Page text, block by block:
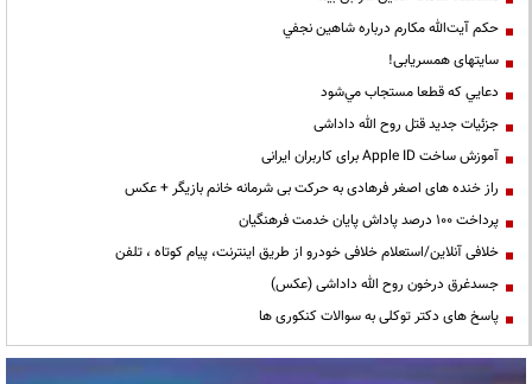
حكم آيت‌الله مكارم درباره شاهين نجفي
سایتهای همسریابی!
دعايي كه قطعا مستجاب مي‌شود
جزئیات جدید قتل روح الله داداشی
آموزش ساخت Apple ID برای کاربران ایرانی
راز خنده های اصغر فرهادی به حرکت بی شرمانه خانم بازیگر + عکس
پرداخت ۱۰۰ درصد پاداش پایان خدمت فرهنگیان
خلافی آنلاین/استعلام خلافی خودرو از طریق اینترنت، پیام کوتاه ، تلفن
جسدغرق درخون روح الله داداشی (عکس)
پاسخ های دکتر توکلی به سوالات کنکوری ها